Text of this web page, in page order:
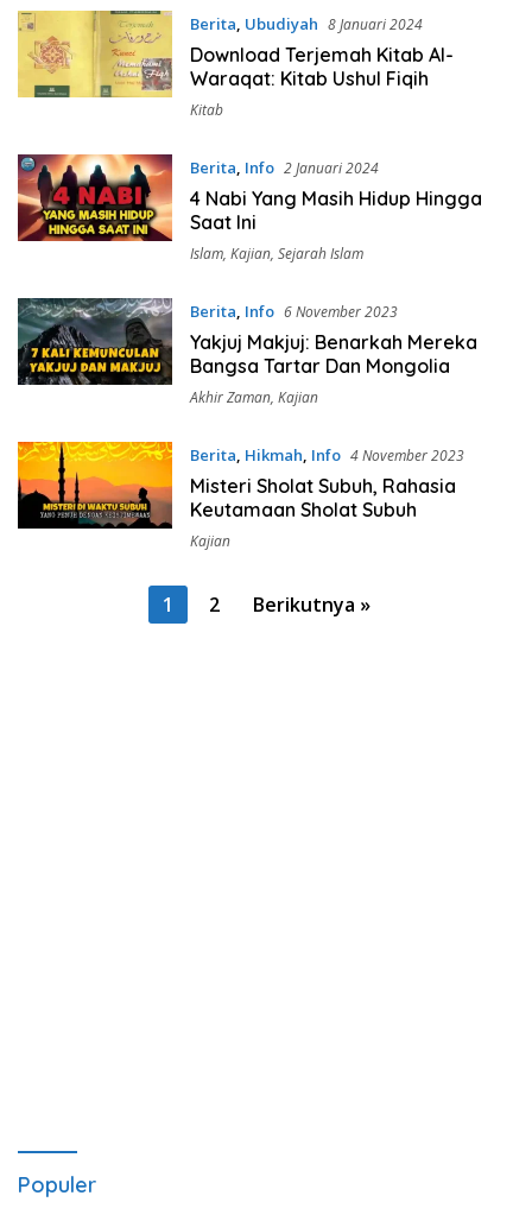
Berita, Ubudiyah 8 Januari 2024
Download Terjemah Kitab Al-
Waraqat: Kitab Ushul Fiqih
Kitab
Berita, Info 2 Januari 2024
4 Nabi Yang Masih Hidup Hingga
Saat Ini
Islam, Kajian, Sejarah Islam
Berita, Info 6 November 2023
Yakjuj Makjuj: Benarkah Mereka
Bangsa Tartar Dan Mongolia
Akhir Zaman, Kajian
Berita, Hikmah, Info 4 November 2023
Misteri Sholat Subuh, Rahasia
Keutamaan Sholat Subuh
Kajian
1 2 Berikutnya »
Populer